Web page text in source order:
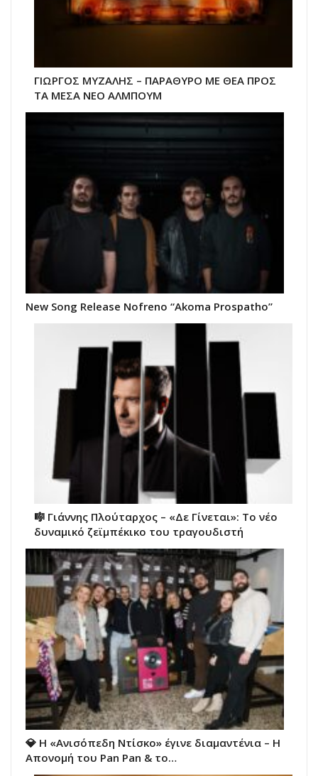
ΓΙΩΡΓΟΣ ΜΥΖΑΛΗΣ – ΠΑΡΑΘΥΡΟ ΜΕ ΘΕΑ ΠΡΟΣ
ΤΑ ΜΕΣΑ ΝΕΟ ΑΛΜΠΟΥΜ
New Song Release Nofreno “Akoma Prospatho”
🎼 Γιάννης Πλούταρχος – «Δε Γίνεται»: Το νέο
δυναμικό ζεϊμπέκικο του τραγουδιστή
💎 Η «Ανισόπεδη Ντίσκο» έγινε διαμαντένια – Η
Απονομή του Pan Pan & το…